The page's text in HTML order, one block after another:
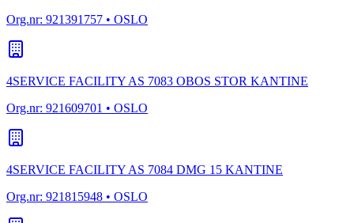
Org.nr: 921391757 • OSLO
4SERVICE FACILITY AS 7083 OBOS STOR KANTINE
Org.nr: 921609701 • OSLO
4SERVICE FACILITY AS 7084 DMG 15 KANTINE
Org.nr: 921815948 • OSLO